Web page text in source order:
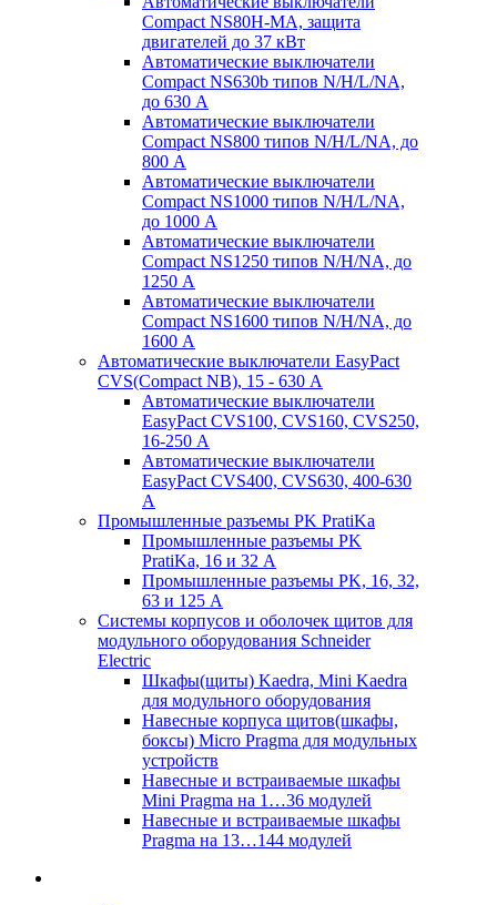
Compact NS80H-MA, защита
двигателей до 37 кВт
Автоматические выключатели
Compact NS630b типов N/H/L/NA,
до 630 А
Автоматические выключатели
Compact NS800 типов N/H/L/NA, до
800 А
Автоматические выключатели
Compact NS1000 типов N/H/L/NA,
до 1000 А
Автоматические выключатели
Compact NS1250 типов N/H/NA, до
1250 А
Автоматические выключатели
Compact NS1600 типов N/H/NA, до
1600 А
Автоматические выключатели EasyPact
CVS(Compact NB), 15 - 630 А
Автоматические выключатели
EasyPact CVS100, CVS160, CVS250,
16-250 А
Автоматические выключатели
EasyPact CVS400, CVS630, 400-630
А
Промышленные разъемы PK PratiKa
Промышленные разъемы PK
PratiKa, 16 и 32 А
Промышленные разъемы PK, 16, 32,
63 и 125 А
Системы корпусов и оболочек щитов для
модульного оборудования Schneider
Electric
Шкафы(щиты) Kaedra, Mini Kaedra
для модульного оборудования
Навесные корпуса щитов(шкафы,
боксы) Micro Pragma для модульных
устройств
Навесные и встраиваемые шкафы
Mini Pragma на 1…36 модулей
Навесные и встраиваемые шкафы
Pragma на 13…144 модулей